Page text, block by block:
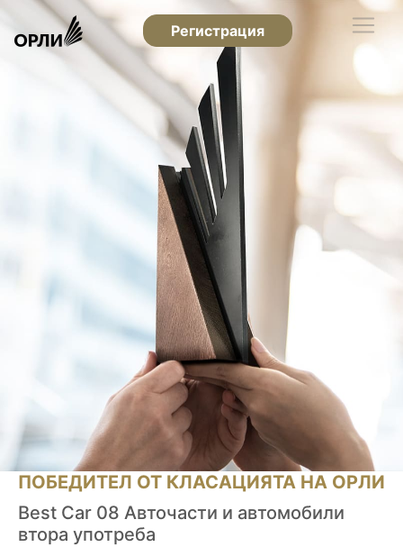
Регистрация
ПОБЕДИТЕЛ ОТ КЛАСАЦИЯТА НА ОРЛИ
Best Car 08 Авточасти и автомобили
втора употреба